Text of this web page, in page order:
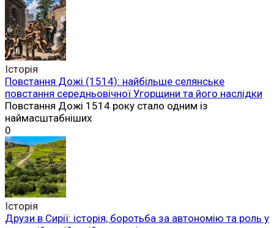
Історія
Повстання Дожі (1514): найбільше селянське
повстання середньовічної Угорщини та його наслідки
Повстання Дожі 1514 року стало одним із
наймасштабніших
0
Історія
Друзи в Сирії: історія, боротьба за автономію та роль у